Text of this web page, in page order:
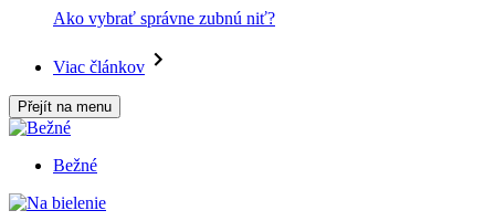
Ako vybrať správne zubnú niť?
Viac článkov
Přejít na menu
Bežné